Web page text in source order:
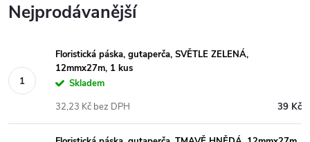
Nejprodávanější
Floristická páska, gutaperča, SVĚTLE ZELENÁ,
12mmx27m, 1 kus
Skladem
39 Kč
32,23 Kč bez DPH